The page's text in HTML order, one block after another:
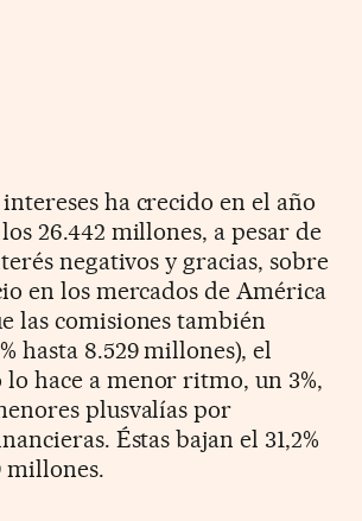
ha crecido en el año
26.442 millones, a pesar de
negativos y gracias, sobre
en los mercados de América
las comisiones también
hasta 8.529 millones), el
hace a menor ritmo, un 3%,
plusvalías por
Éstas bajan el 31,2%
millones.